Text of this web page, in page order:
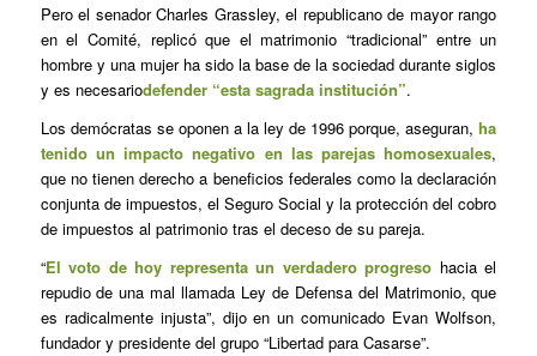
Pero el senador Charles Grassley, el republicano de mayor rango
en el Comité, replicó que el matrimonio “tradicional” entre un
hombre y una mujer ha sido la base de la sociedad durante siglos
y es necesariodefender “esta sagrada institución”.
Los demócratas se oponen a la ley de 1996 porque, aseguran,ha
tenido un impacto negativo en las parejas homosexuales,
que no tienen derecho a beneficios federales como la declaración
conjunta de impuestos, el Seguro Social y la protección del cobro
de impuestos al patrimonio tras el deceso de su pareja.
“El voto de hoy representa un verdadero progreso hacia el
repudio de una mal llamada Ley de Defensa del Matrimonio, que
es radicalmente injusta”, dijo en un comunicado Evan Wolfson,
fundador y presidente del grupo “Libertad para Casarse”.